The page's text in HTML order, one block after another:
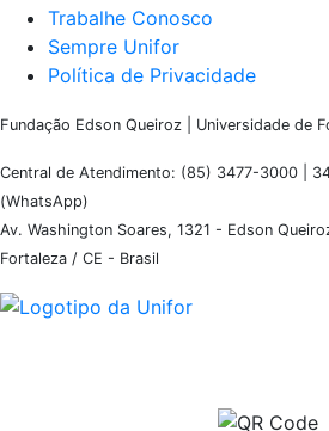
Trabalhe Conosco
Sempre Unifor
Política de Privacidade
Fundação Edson Queiroz | Universidade de
Central de Atendimento: (85) 3477-3000 |
(WhatsApp)
Av. Washington Soares, 1321 - Edson
Fortaleza / CE - Brasil